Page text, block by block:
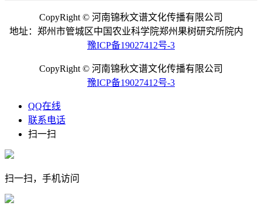
CopyRight © 河南锦秋文谱文化传播有限公司
地址：郑州市管城区中国农业科学院郑州果树研究所院内
豫ICP备19027412号-3
CopyRight © 河南锦秋文谱文化传播有限公司
豫ICP备19027412号-3
QQ在线
联系电话
扫一扫
扫一扫，手机访问